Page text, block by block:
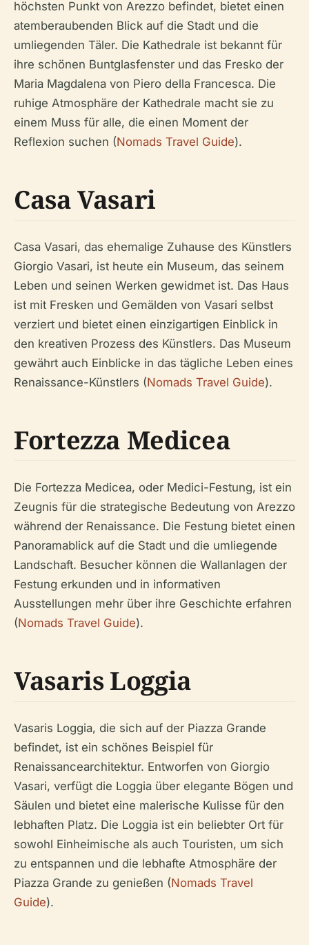
höchsten Punkt von Arezzo befindet, bietet einen
atemberaubenden Blick auf die Stadt und die
umliegenden Täler. Die Kathedrale ist bekannt für
ihre schönen Buntglasfenster und das Fresko der
Maria Magdalena von Piero della Francesca. Die
ruhige Atmosphäre der Kathedrale macht sie zu
einem Muss für alle, die einen Moment der
Reflexion suchen (Nomads Travel Guide).
Casa Vasari
Casa Vasari, das ehemalige Zuhause des Künstlers
Giorgio Vasari, ist heute ein Museum, das seinem
Leben und seinen Werken gewidmet ist. Das Haus
ist mit Fresken und Gemälden von Vasari selbst
verziert und bietet einen einzigartigen Einblick in
den kreativen Prozess des Künstlers. Das Museum
gewährt auch Einblicke in das tägliche Leben eines
Renaissance-Künstlers (Nomads Travel Guide).
Fortezza Medicea
Die Fortezza Medicea, oder Medici-Festung, ist ein
Zeugnis für die strategische Bedeutung von Arezzo
während der Renaissance. Die Festung bietet einen
Panoramablick auf die Stadt und die umliegende
Landschaft. Besucher können die Wallanlagen der
Festung erkunden und in informativen
Ausstellungen mehr über ihre Geschichte erfahren
(Nomads Travel Guide).
Vasaris Loggia
Vasaris Loggia, die sich auf der Piazza Grande
befindet, ist ein schönes Beispiel für
Renaissancearchitektur. Entworfen von Giorgio
Vasari, verfügt die Loggia über elegante Bögen und
Säulen und bietet eine malerische Kulisse für den
lebhaften Platz. Die Loggia ist ein beliebter Ort für
sowohl Einheimische als auch Touristen, um sich
zu entspannen und die lebhafte Atmosphäre der
Piazza Grande zu genießen (Nomads Travel
Guide).